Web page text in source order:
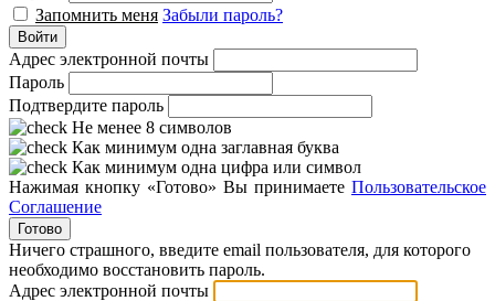
Запомнить меня Забыли пароль?
Войти
Адрес электронной почты
Пароль
Подтвердите пароль
Не менее 8 символов
Как минимум одна заглавная буква
Как минимум одна цифра или символ
Нажимая кнопку «Готово» Вы принимаете Пользовательское
Соглашение
Готово
Ничего страшного, введите email пользователя, для которого
необходимо восстановить пароль.
Адрес электронной почты